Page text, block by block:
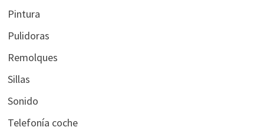
Pintura
Pulidoras
Remolques
Sillas
Sonido
Telefonía coche